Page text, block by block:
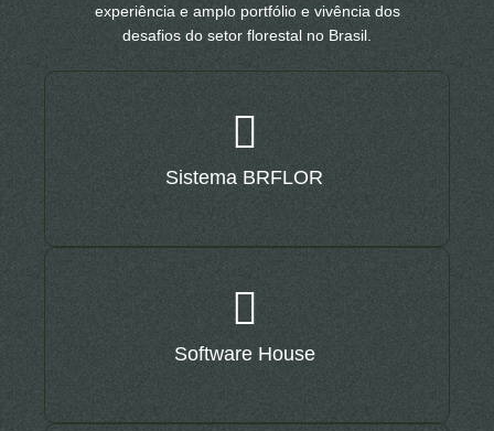
experiência e amplo portfólio e vivência dos
desafios do setor florestal no Brasil.
Sistema BRFLOR
Software House